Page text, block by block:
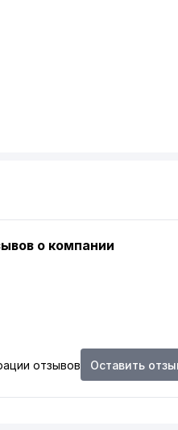
о компании
отзывов Оставить